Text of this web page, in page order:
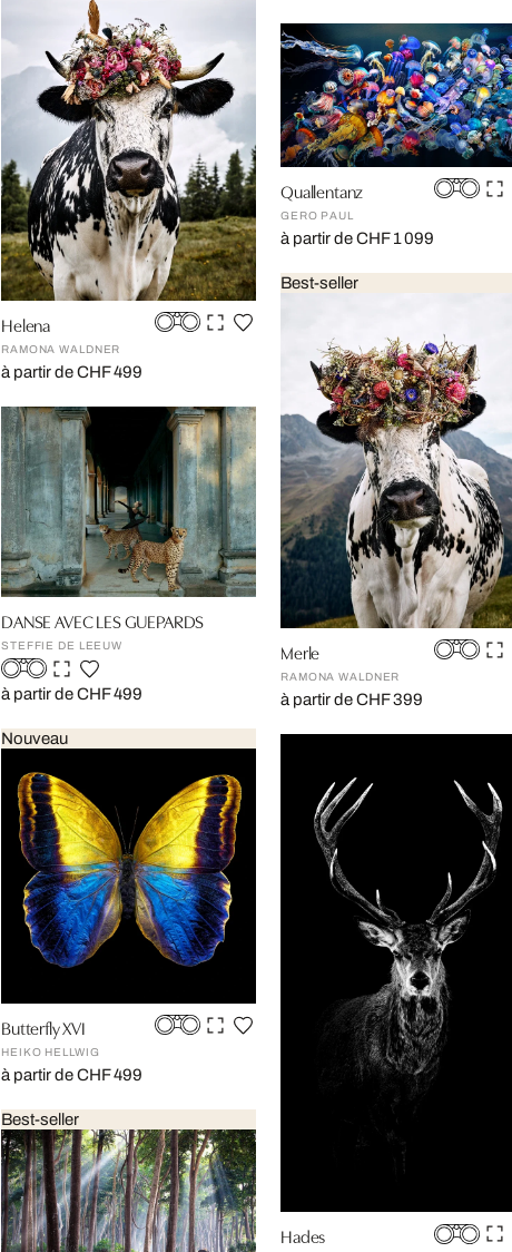
Helena
RAMONA WALDNER
à partir de CHF 499
DANSE AVEC LES GUEPARDS
STEFFIE DE LEEUW
à partir de CHF 499
Nouveau
Butterfly XVI
HEIKO HELLWIG
à partir de CHF 499
Best-seller
Quallentanz
GERO PAUL
à partir de CHF 1 099
Best-seller
Merle
RAMONA WALDNER
à partir de CHF 399
Hades